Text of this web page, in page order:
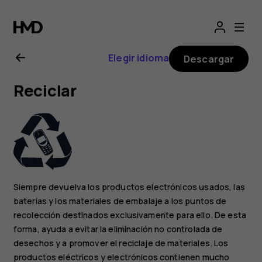
Manual
del
usuario
de
Nokia
7.2
Elegir idioma Descargar
Reciclar
Siempre devuelva los productos electrónicos usados, las
baterías y los materiales de embalaje a los puntos de
recolección destinados exclusivamente para ello. De esta
forma, ayuda a evitar la eliminación no controlada de
desechos y a promover el reciclaje de materiales. Los
productos eléctricos y electrónicos contienen mucho